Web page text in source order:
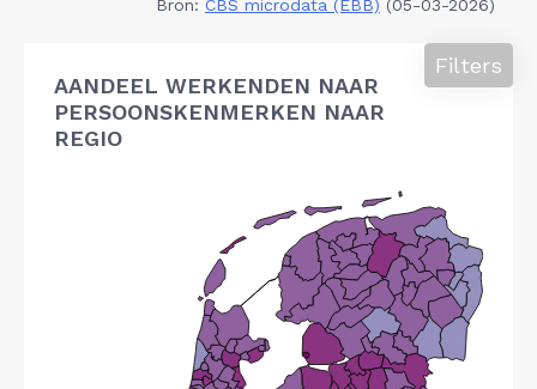
Bron: CBS microdata (EBB) (05-03-2026)
AANDEEL WERKENDEN NAAR
PERSOONSKENMERKEN NAAR
REGIO
Filters